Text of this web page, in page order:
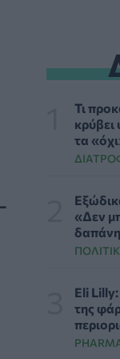
Ευρεία
φαρμάκων
PHARMA
Γιατί
ΔΙΑΤΡΟΦΉ
ΠΙΣ: Η
Διοικούσα
ΠΟΛΙΤΙΚΉ
Eli Lilly:
ενέσιμων
Τι
κρύβει
τα
«Δεν
Eli
της